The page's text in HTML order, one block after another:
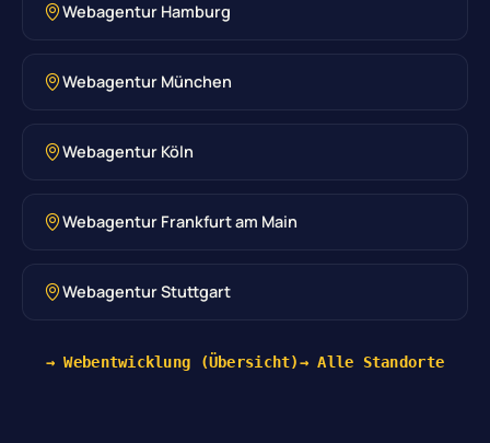
Webagentur Hamburg
Webagentur München
Webagentur Köln
Webagentur Frankfurt am Main
Webagentur Stuttgart
→ Webentwicklung (Übersicht)→ Alle Standorte